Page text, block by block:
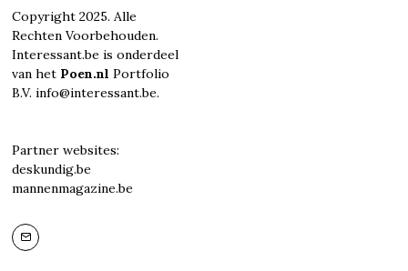
Copyright 2025. Alle
Rechten Voorbehouden.
Interessant.be is onderdeel
van het Poen.nl Portfolio
B.V. info@interessant.be.
Partner websites:
deskundig.be
mannenmagazine.be